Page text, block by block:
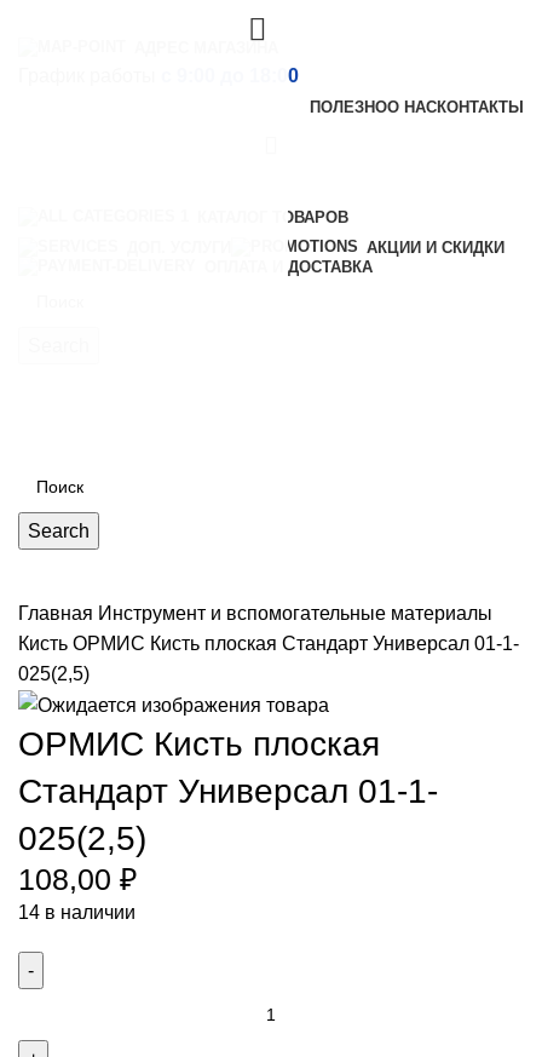
АДРЕС МАГАЗИНА
с 9:00 до 18:00
ПОЛЕЗНОО НАСКОНТАКТЫ
КАТАЛОГ ТОВАРОВ
АКЦИИ И СКИДКИ
ОПЛАТА И ДОСТАВКА
Search
Главная Инструмент и вспомогательные материалы
Кисть ОРМИС Кисть плоская Стандарт Универсал 01-1-
025(2,5)
ОРМИС Кисть плоская
Стандарт Универсал 01-1-
025(2,5)
108,00 ₽
14 в наличии
Кисти
Валики
Антисептики